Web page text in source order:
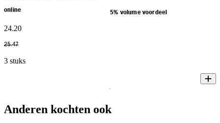
online 5% volume voordeel
24.20
25.47
3 stuks
Anderen kochten ook